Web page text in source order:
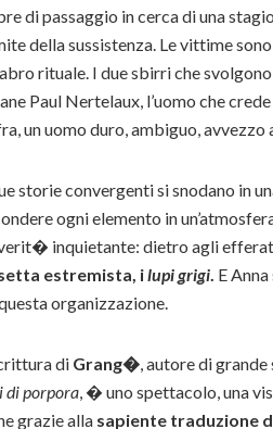
di passaggio in cerca di una
della sussistenza. Le vittime
rituale. I due sbirri che
Paul Nertelaux, l’uomo che
un uomo duro, ambiguo,
storie convergenti si snodano in
ogni elemento in
inquietante: dietro agli
estremista, ilupi grigi. E
organizzazione.
di Grang�, autore di
di porpora, � uno spettacolo, una
grazie alla sapiente traduzione